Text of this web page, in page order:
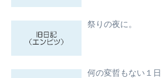
祭りの夜に。
何の変哲もない１日